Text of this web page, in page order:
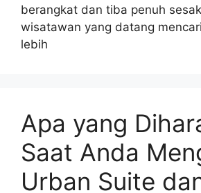
berangkat dan tiba penuh
wisatawan yang datang
lebih
Apa yang
Saat Anda
Urban Suite